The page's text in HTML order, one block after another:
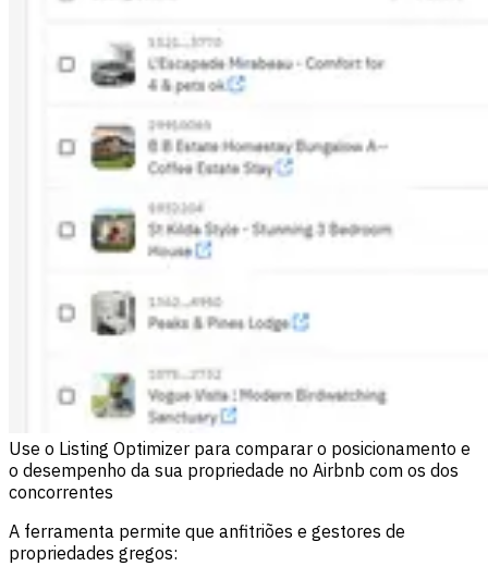
Use o Listing Optimizer para comparar o posicionamento e
o desempenho da sua propriedade no Airbnb com os dos
concorrentes
A ferramenta permite que anfitriões e gestores de
propriedades gregos: